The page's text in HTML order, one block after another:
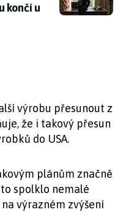
končí u
výrobu přesunout z
že i takový přesun
do USA.
plánům značně
spolklo nemalé
výrazném zvýšení